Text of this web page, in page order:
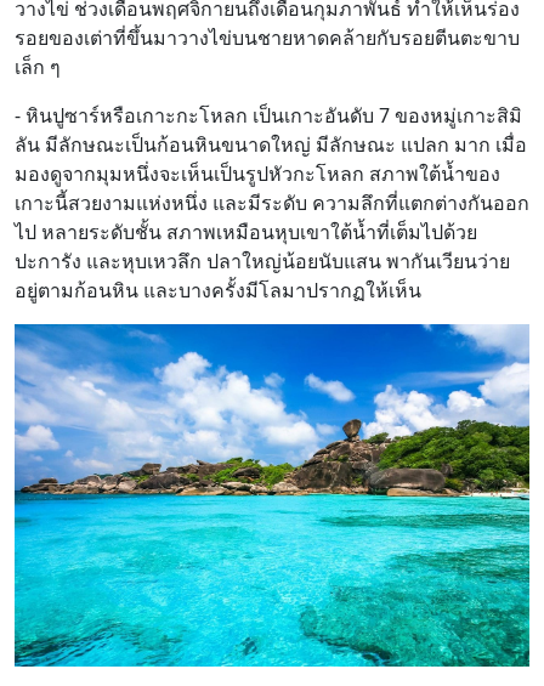
วางไข่ ช่วงเดือนพฤศจิกายนถึงเดือนกุมภาพันธ์ ทำให้เห็นร่อง
รอยของเต่าที่ขึ้นมาวางไข่บนชายหาดคล้ายกับรอยตีนตะขาบ
เล็ก ๆ
- หินปูซาร์หรือเกาะกะโหลก เป็นเกาะอันดับ 7 ของหมู่เกาะสิมิ
ลัน มีลักษณะเป็นก้อนหินขนาดใหญ่ มีลักษณะ แปลก มาก เมื่อ
มองดูจากมุมหนึ่งจะเห็นเป็นรูปหัวกะโหลก สภาพใต้น้ำของ
เกาะนี้สวยงามแห่งหนึ่ง และมีระดับ ความลึกที่แตกต่างกันออก
ไป หลายระดับชั้น สภาพเหมือนหุบเขาใต้น้ำที่เต็มไปด้วย
ปะการัง และหุบเหวลึก ปลาใหญ่น้อยนับแสน พากันเวียนว่าย
อยู่ตามก้อนหิน และบางครั้งมีโลมาปรากฏให้เห็น